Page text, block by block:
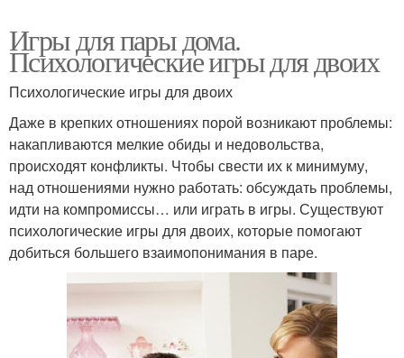
Игры для пары дома.
Психологические игры для двоих
Психологические игры для двоих
Даже в крепких отношениях порой возникают проблемы:
накапливаются мелкие обиды и недовольства,
происходят конфликты. Чтобы свести их к минимуму,
над отношениями нужно работать: обсуждать проблемы,
идти на компромиссы… или играть в игры. Существуют
психологические игры для двоих, которые помогают
добиться большего взаимопонимания в паре.